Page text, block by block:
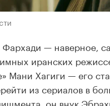
— наверное,
иранских
Мани Хагиги — его
из сериалов в
он внук